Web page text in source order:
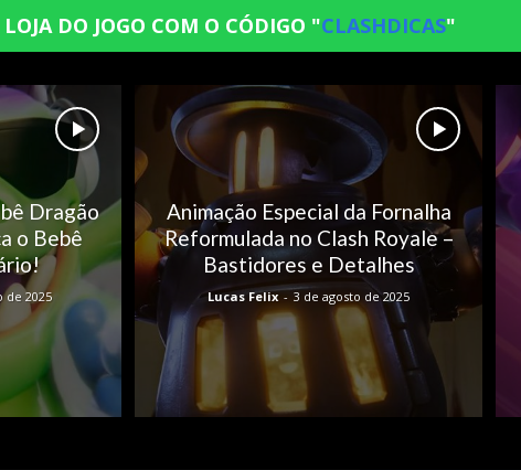
DO JOGO COM O CÓDIGO "CLASHDICAS"
Dragão
o Bebê
de 2025
Animação Especial da Fornalha
Reformulada no Clash Royale –
Bastidores e Detalhes
Lucas Felix - 3 de agosto de 2025